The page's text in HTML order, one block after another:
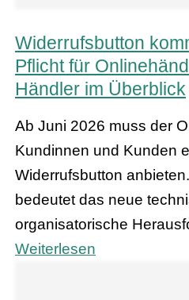
Widerrufsbutton
Pflicht für
Händler im Überblick
Ab Juni 2026 muss der
Kundinnen und Kunden
Widerrufsbutton
bedeutet das neue
organisatorische
Weiterlesen